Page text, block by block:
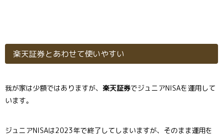
楽天証券とあわせて使いやすい
我が家は少額ではありますが、 楽天証券でジュニアNISAを運用して
います。
ジュニアNISAは2023年で終了してしまいますが、そのまま運用を